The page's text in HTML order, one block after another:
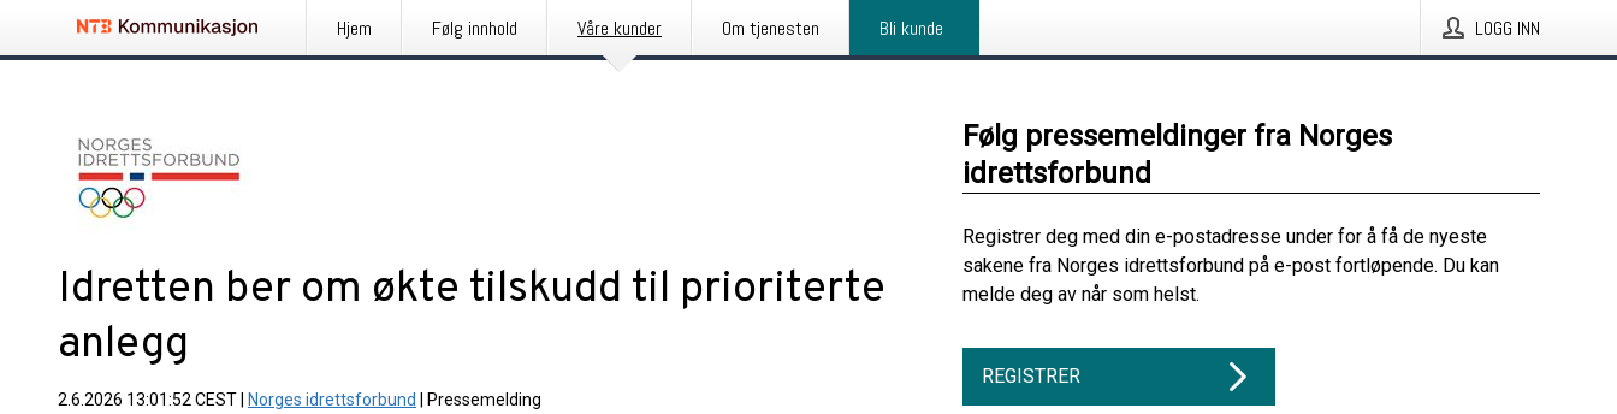
Hjem Følg innhold Våre kunder Om tjenesten Bli kunde LOGG INN
Idretten ber om økte tilskudd til prioriterte
anlegg
2.6.2026 13:01:52 CEST Norges idrettsforbund Pressemelding
Følg pressemeldinger fra Norges
idrettsforbund
Registrer deg med din e-postadresse under for å få de nyeste
sakene fra Norges idrettsforbund på e-post fortløpende. Du kan
melde deg av når som helst.
REGISTRER